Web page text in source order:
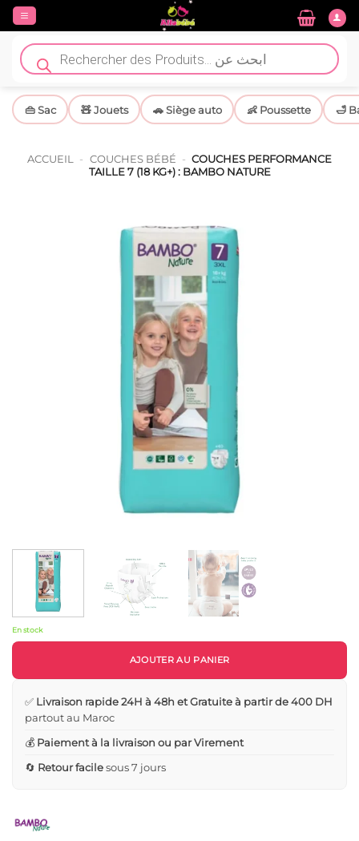
Passer
contenu
Recherche
de
produits
👜 Sac 🧸 Jouets 🚗 Siège auto 👶 Poussette 🛁
ACCUEIL - COUCHES BÉBÉ - COUCHES PERFORMANCE
TAILLE 7 (18 KG+) : BAMBO NATURE
En stock
AJOUTER AU PANIER
✅ Livraison rapide 24H à 48h et Gratuite à partir de 400 DH
partout au Maroc
💰 Paiement à la livraison ou par Virement
🔄 Retour facilesous 7 jours